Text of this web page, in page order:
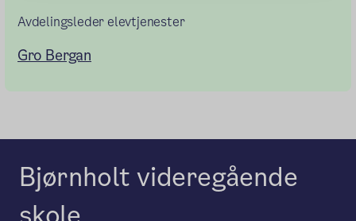
Avdelingsleder elevtjenester
Gro Bergan
Bjørnholt videregående